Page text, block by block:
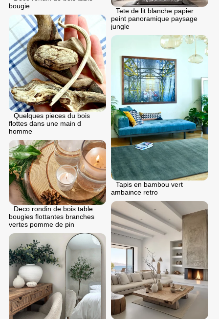
bougie
Tete de lit blanche papier
peint panoramique paysage
jungle
Quelques pieces du bois
flottes dans une main d
homme
Tapis en bambou vert
ambaince retro
Deco rondin de bois table
bougies flottantes branches
vertes pomme de pin